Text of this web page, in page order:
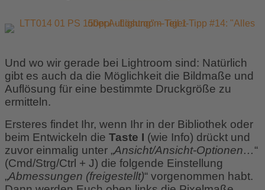
Und wo wir gerade bei Lightroom sind: Natürlich
gibt es auch da die Möglichkeit die Bildmaße und
Auflösung für eine bestimmte Druckgröße zu
ermitteln.
Ersteres findet Ihr, wenn Ihr in der Bibliothek oder
beim Entwickeln die Taste I (wie Info) drückt und
zuvor einmalig unter „Ansicht/Ansicht-Optionen…“
(Cmd/Strg/Ctrl + J) die folgende Einstellung
„Abmessungen (freigestellt)“ vorgenommen habt.